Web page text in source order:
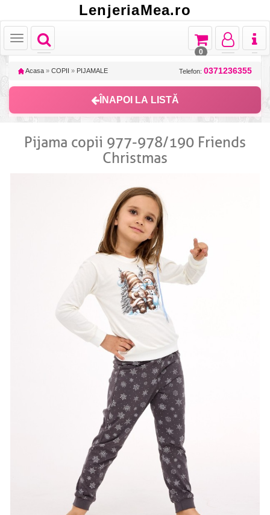
LenjeriaMea.ro
Toggle
navigation
Toggle
Toggle
navigation
Toggle
navigation
Toggle
navigation
0
Acasa » COPII » PIJAMALE Telefon: 0371236355
ÎNAPOI LA LISTĂ
Pijama copii 977-978/190 Friends
Christmas